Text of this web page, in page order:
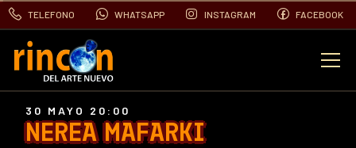
TELEFONO WHATSAPP INSTAGRAM FACEBOOK
NEREA MAFARKI
30 MAYO 20:00
EVENTOS